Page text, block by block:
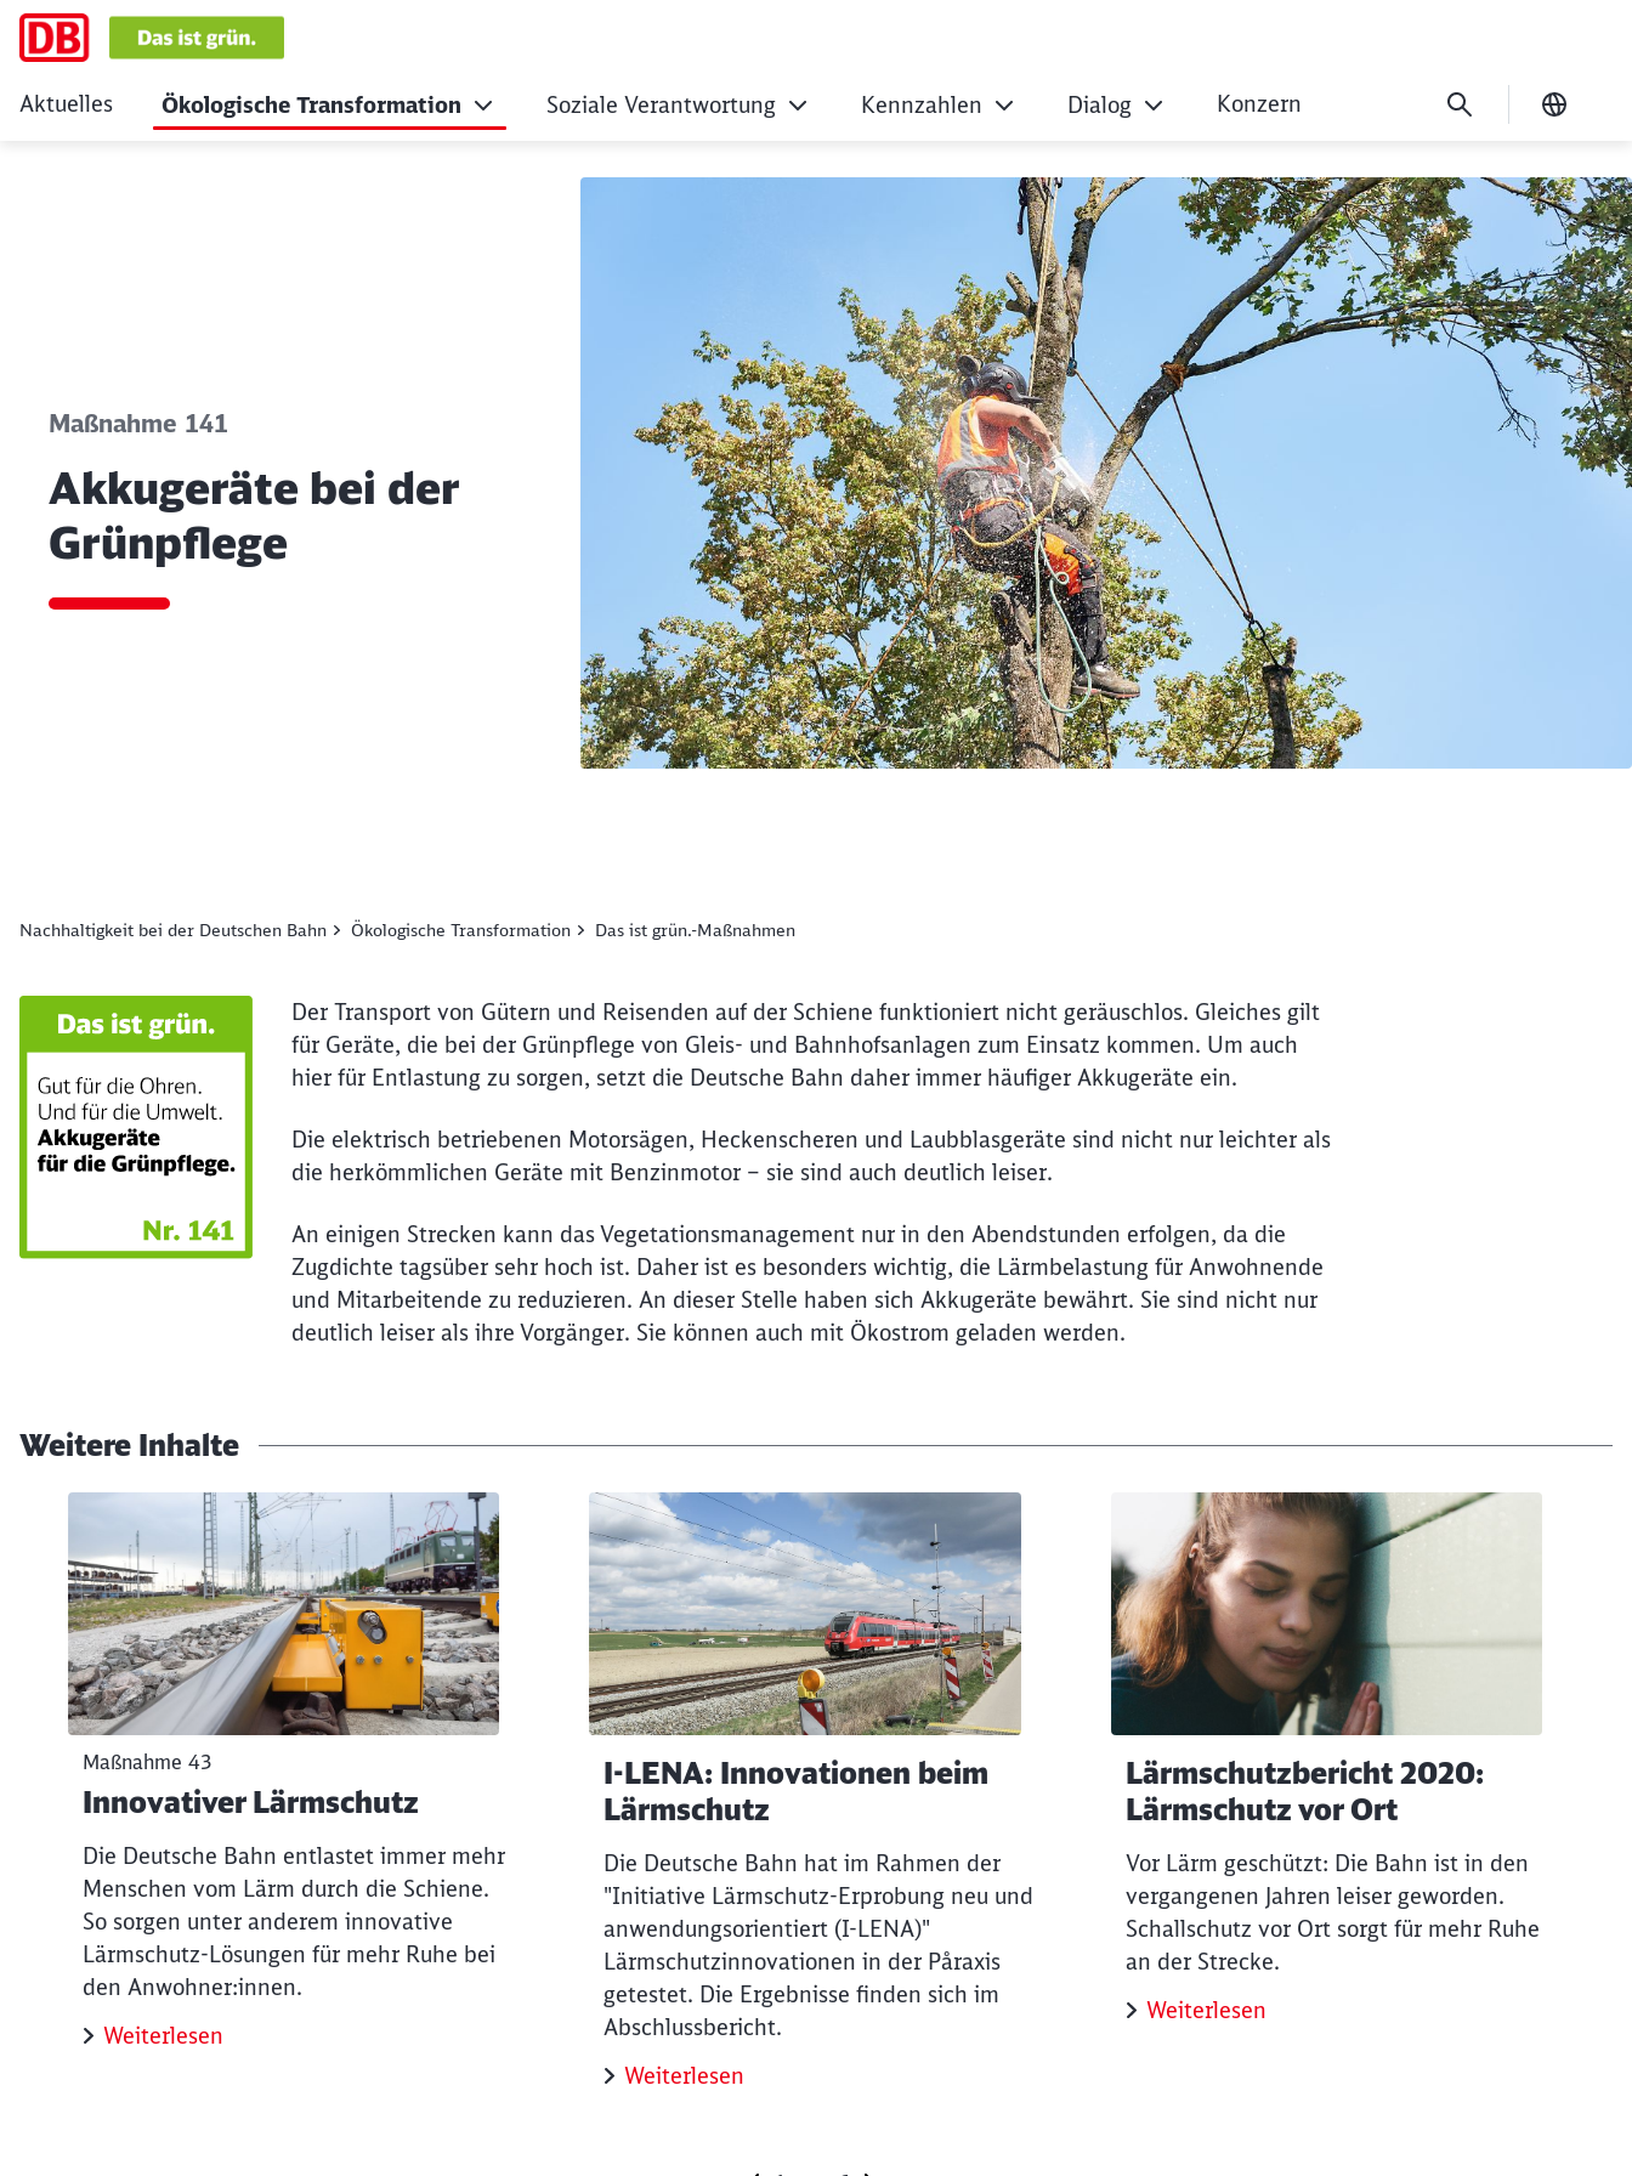
Akkugeräte bei der Grünpflege
Aktuelles Ökologische Transformation Soziale Verantwortung Kennzahlen Dialog Konzern
Maßnahme 141
Akkugeräte bei der
Grünpflege
Nachhaltigkeit bei der Deutschen Bahn Ökologische Transformation Das ist grün.-Maßnahmen
Der Transport von Gütern und Reisenden auf der Schiene funktioniert nicht geräuschlos. Gleiches gilt
für Geräte, die bei der Grünpflege von Gleis- und Bahnhofsanlagen zum Einsatz kommen. Um auch
hier für Entlastung zu sorgen, setzt die Deutsche Bahn daher immer häufiger Akkugeräte ein.
Die elektrisch betriebenen Motorsägen, Heckenscheren und Laubblasgeräte sind nicht nur leichter als
die herkömmlichen Geräte mit Benzinmotor – sie sind auch deutlich leiser.
An einigen Strecken kann das Vegetationsmanagement nur in den Abendstunden erfolgen, da die
Zugdichte tagsüber sehr hoch ist. Daher ist es besonders wichtig, die Lärmbelastung für Anwohnende
und Mitarbeitende zu reduzieren. An dieser Stelle haben sich Akkugeräte bewährt. Sie sind nicht nur
deutlich leiser als ihre Vorgänger. Sie können auch mit Ökostrom geladen werden.
Weitere Inhalte
Klicken, um den folgenden Slider zu überspringen
Maßnahme 43
Innovativer Lärmschutz
Die Deutsche Bahn entlastet immer mehr
Menschen vom Lärm durch die Schiene.
So sorgen unter anderem innovative
Lärmschutz-Lösungen für mehr Ruhe bei
den Anwohner:innen.
Weiterlesen
I-LENA: Innovationen beim
Lärmschutz
Die Deutsche Bahn hat im Rahmen der
"Initiative Lärmschutz-Erprobung neu und
anwendungsorientiert (I-LENA)"
Lärmschutzinnovationen in der Påraxis
getestet. Die Ergebnisse finden sich im
Abschlussbericht.
Weiterlesen
Lärmschutzbericht 2020:
Lärmschutz vor Ort
Vor Lärm geschützt: Die Bahn ist in den
vergangenen Jahren leiser geworden.
Schallschutz vor Ort sorgt für mehr Ruhe
an der Strecke.
Weiterlesen
Schließen